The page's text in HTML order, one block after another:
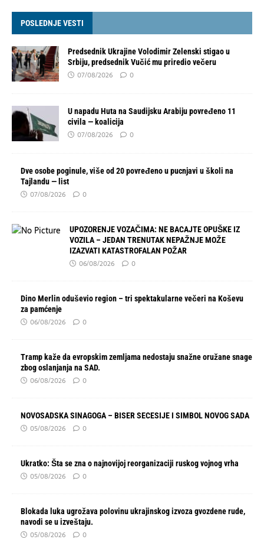
POSLEDNJE VESTI
Predsednik Ukrajine Volodimir Zelenski stigao u
Srbiju, predsednik Vučić mu priredio večeru
07/08/2026 0
U napadu Huta na Saudijsku Arabiju povređeno 11
civila — koalicija
07/08/2026 0
Dve osobe poginule, više od 20 povređeno u pucnjavi u školi na
Tajlandu — list
07/08/2026 0
UPOZORENJE VOZAČIMA: NE BACAJTE OPUŠKE IZ
VOZILA – JEDAN TRENUTAK NEPAŽNJE MOŽE
IZAZVATI KATASTROFALAN POŽAR
06/08/2026 0
Dino Merlin oduševio region – tri spektakularne večeri na Koševu
za pamćenje
06/08/2026 0
Tramp kaže da evropskim zemljama nedostaju snažne oružane snage
zbog oslanjanja na SAD.
06/08/2026 0
NOVOSADSKA SINAGOGA – BISER SECESIJE I SIMBOL NOVOG SADA
05/08/2026 0
Ukratko: Šta se zna o najnovijoj reorganizaciji ruskog vojnog vrha
05/08/2026 0
Blokada luka ugrožava polovinu ukrajinskog izvoza gvozdene rude,
navodi se u izveštaju.
05/08/2026 0